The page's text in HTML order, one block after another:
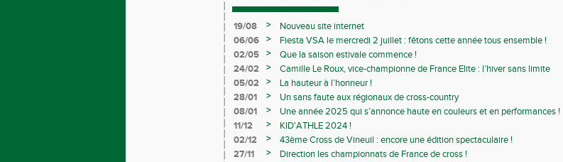
19/08 >
Nouveau site internet
06/06
>
Fiesta VSA le mercredi 2 juillet : fêtons cette année tous ensemble !
02/05
>
Que la saison estivale commence !
24/02
>
Camille Le Roux, vice-championne de France Elite : l’hiver sans limite
05/02
>
La hauteur à l’honneur !
28/01
>
Un sans faute aux régionaux de cross-country
08/01
>
Une année 2025 qui s’annonce haute en couleurs et en performances !
11/12
>
KID'ATHLE 2024 !
02/12
>
43ème Cross de Vineuil : encore une édition spectaculaire !
27/11
>
Direction les championnats de France de cross !